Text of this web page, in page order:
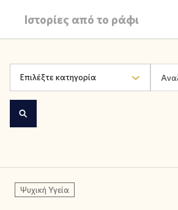
Ιστορίες από το ράφι
Επιλέξτε κατηγορία
Ψυχική Υγεία